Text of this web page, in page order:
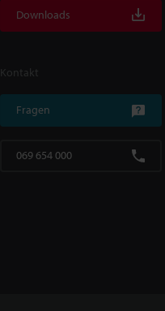
Downloads
Kontakt
Fragen
069 654 000